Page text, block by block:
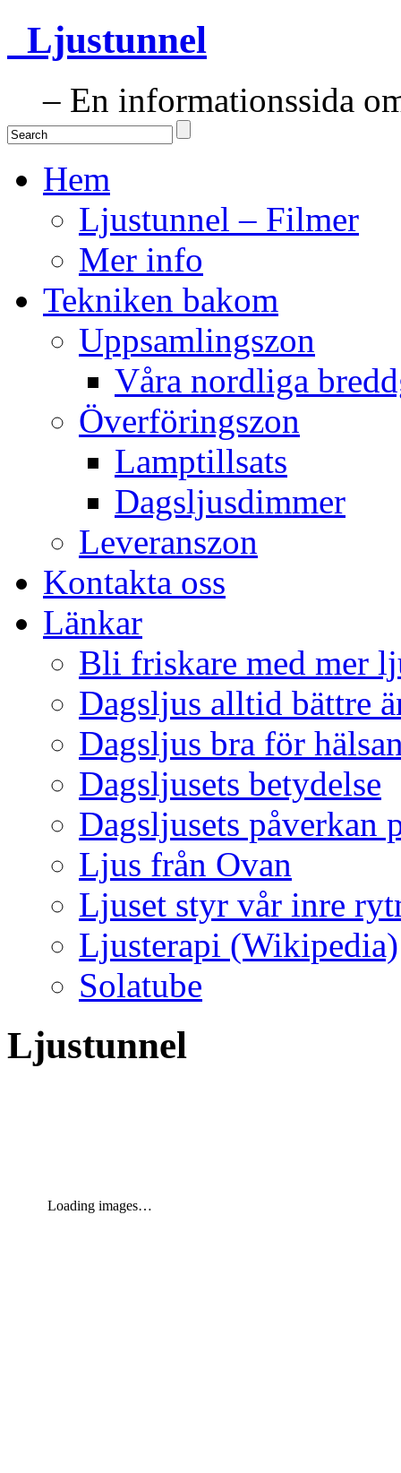
Ljustunnel
– En informationssida
Hem
Ljustunnel – Filmer
Mer info
Tekniken bakom
Uppsamlingszon
Våra nordliga
Överföringszon
Lamptillsats
Dagsljusdimmer
Leveranszon
Kontakta oss
Länkar
Bli friskare med mer
Dagsljus alltid bättre
Dagsljus bra för
Dagsljusets betydelse
Dagsljusets påverkan
Ljus från Ovan
Ljuset styr vår inre
Ljusterapi (Wikipedia)
Solatube
Ljustunnel
Loading images…